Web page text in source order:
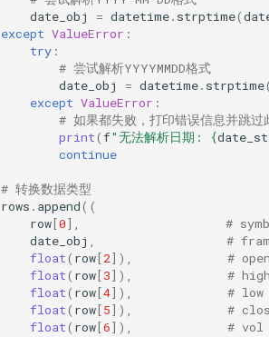
date_obj
= datetime. strptime(
except ValueError :
try :
# 尝试解析YYYYMMDD格式
date_obj
= datetime. strptime
except ValueError :
# 如果都失败，打印错误信息并跳过
print(f"无法解析日期: {
continue
# 转换数据类型
rows . append((
row[0],
#
date_obj
#
float( row[2]),
#
float( row[3]),
#
float( row[4]),
#
float( row[5]),
#
float( row[6]),
# vol